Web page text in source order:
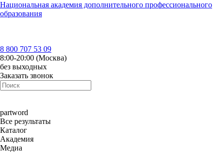
Национальная академия дополнительного профессионального
образования
8 800 707 53 09
8:00-20:00 (Москва)
без выходных
Заказать звонок
partword
Все результаты
Каталог
Академия
Медиа